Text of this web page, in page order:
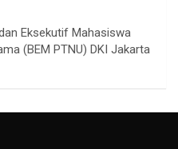
Eksekutif Mahasiswa
(BEM PTNU) DKI Jakarta